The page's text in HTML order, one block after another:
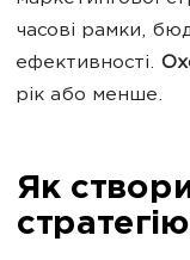
часові рамки,
ефективності.
рік або менше.
Як